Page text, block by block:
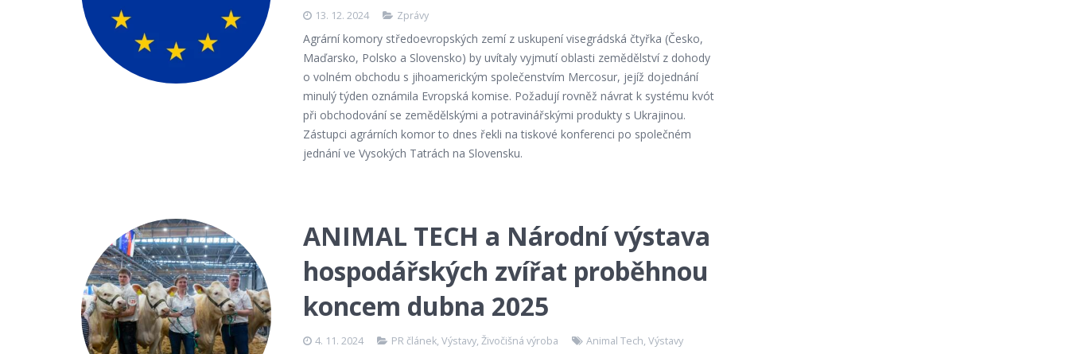
13. 12. 2024 Zprávy
Agrární komory středoevropských zemí z uskupení visegrádská čtyřka (Česko,
Maďarsko, Polsko a Slovensko) by uvítaly vyjmutí oblasti zemědělství z dohody
o volném obchodu s jihoamerickým společenstvím Mercosur, jejíž dojednání
minulý týden oznámila Evropská komise. Požadují rovněž návrat k systému kvót
při obchodování se zemědělskými a potravinářskými produkty s Ukrajinou.
Zástupci agrárních komor to dnes řekli na tiskové konferenci po společném
jednání ve Vysokých Tatrách na Slovensku.
ANIMAL TECH a Národní výstava
hospodářských zvířat proběhnou
koncem dubna 2025
4. 11. 2024 PR článek,Výstavy,Živočišná výroba Animal Tech,Výstavy